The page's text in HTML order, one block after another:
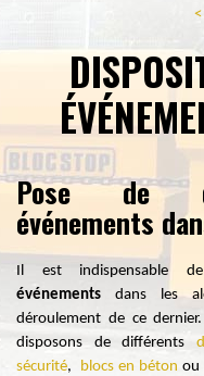
Pose de
événements
Il est indispensable
événements dans les
déroulement de ce
disposons de différents
sécurité, blocs en béton ou